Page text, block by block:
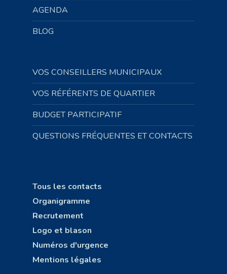
AGENDA
BLOG
VOS CONSEILLERS MUNICIPAUX
VOS RÉFÉRENTS DE QUARTIER
BUDGET PARTICIPATIF
QUESTIONS FRÉQUENTES ET CONTACTS
Tous les contacts
Organigramme
Recrutement
Logo et blason
Numéros d'urgence
Mentions légales